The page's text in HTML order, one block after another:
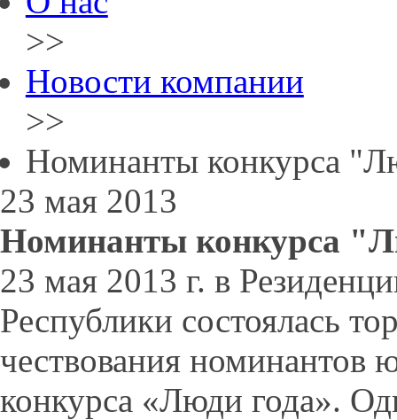
>>
Новости компании
>>
Номинанты конкурса
23 мая 2013
Номинанты конкурса
23 мая 2013 г. в
Республики состоялась
чествования номинантов
конкурса «Люди года».